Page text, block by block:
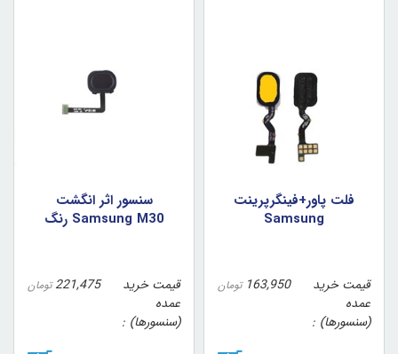
فلت پاور+فينگرپرينت
Samsung
قیمت خرید
عمده
(سنسورها)
163,950 تومان
سنسور اثر انگشت
Samsung M30 رنگ
قیمت خرید
عمده
(سنسورها)
221,475 تومان